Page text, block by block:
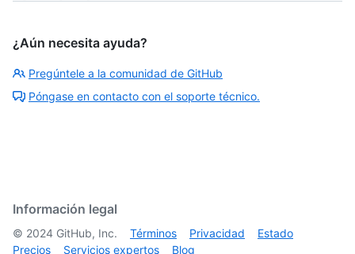
¿Aún necesita ayuda?
Pregúntele a la comunidad de GitHub
Póngase en contacto con el soporte técnico.
Información legal
© 2024 GitHub, Inc. Términos Privacidad
Estado
Precios
Servicios expertos Blog